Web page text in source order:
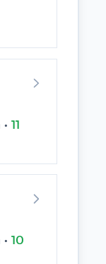
Trainingscenter Heinemann • 11
Trainingscenter Heinemann • 10